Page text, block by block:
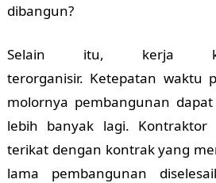
dibangun?
Selain itu, kerja
terorganisir. Ketepatan waktu
molornya pembangunan
lebih banyak lagi. Kontraktor
terikat dengan kontrak yang
lama pembangunan